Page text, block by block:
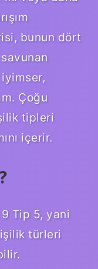
bunun dört
Çoğu
tipleri
içerir.
Tip 5, yani
türleri